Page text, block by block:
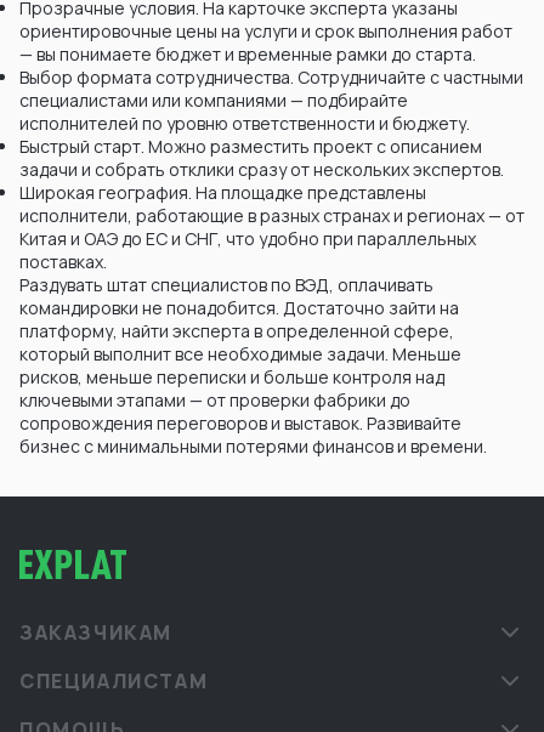
Прозрачные условия. На карточке эксперта указаны
ориентировочные цены на услуги и срок выполнения работ
— вы понимаете бюджет и временные рамки до старта.
Выбор формата сотрудничества. Сотрудничайте с частными
специалистами или компаниями — подбирайте
исполнителей по уровню ответственности и бюджету.
Быстрый старт. Можно разместить проект с описанием
задачи и собрать отклики сразу от нескольких экспертов.
Широкая география. На площадке представлены
исполнители, работающие в разных странах и регионах — от
Китая и ОАЭ до ЕС и СНГ, что удобно при параллельных
поставках.
Раздувать штат специалистов по ВЭД, оплачивать
командировки не понадобится. Достаточно зайти на
платформу, найти эксперта в определенной сфере,
который выполнит все необходимые задачи. Меньше
рисков, меньше переписки и больше контроля над
ключевыми этапами — от проверки фабрики до
сопровождения переговоров и выставок. Развивайте
бизнес с минимальными потерями финансов и времени.
ЗАКАЗЧИКАМ
СПЕЦИАЛИСТАМ